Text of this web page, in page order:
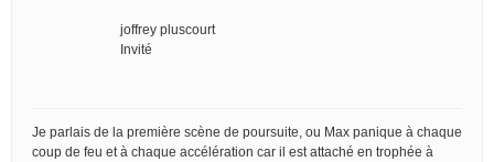
joffrey pluscourt
Invité
Je parlais de la première scène de poursuite, ou Max panique à chaque
coup de feu et à chaque accélération car il est attaché en trophée à